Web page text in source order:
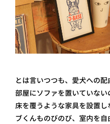
とは言いつつも、愛犬への配
部屋にソファを置いていない
床を覆うような家具を設置
ブくんものびのび、室内を自